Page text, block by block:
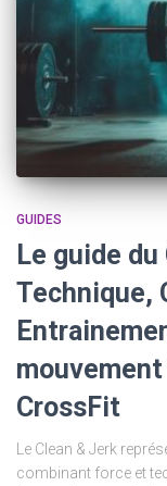
GUIDES
Le guide du
Technique,
CrossFit
Le Clean & Jerk
combinant force et